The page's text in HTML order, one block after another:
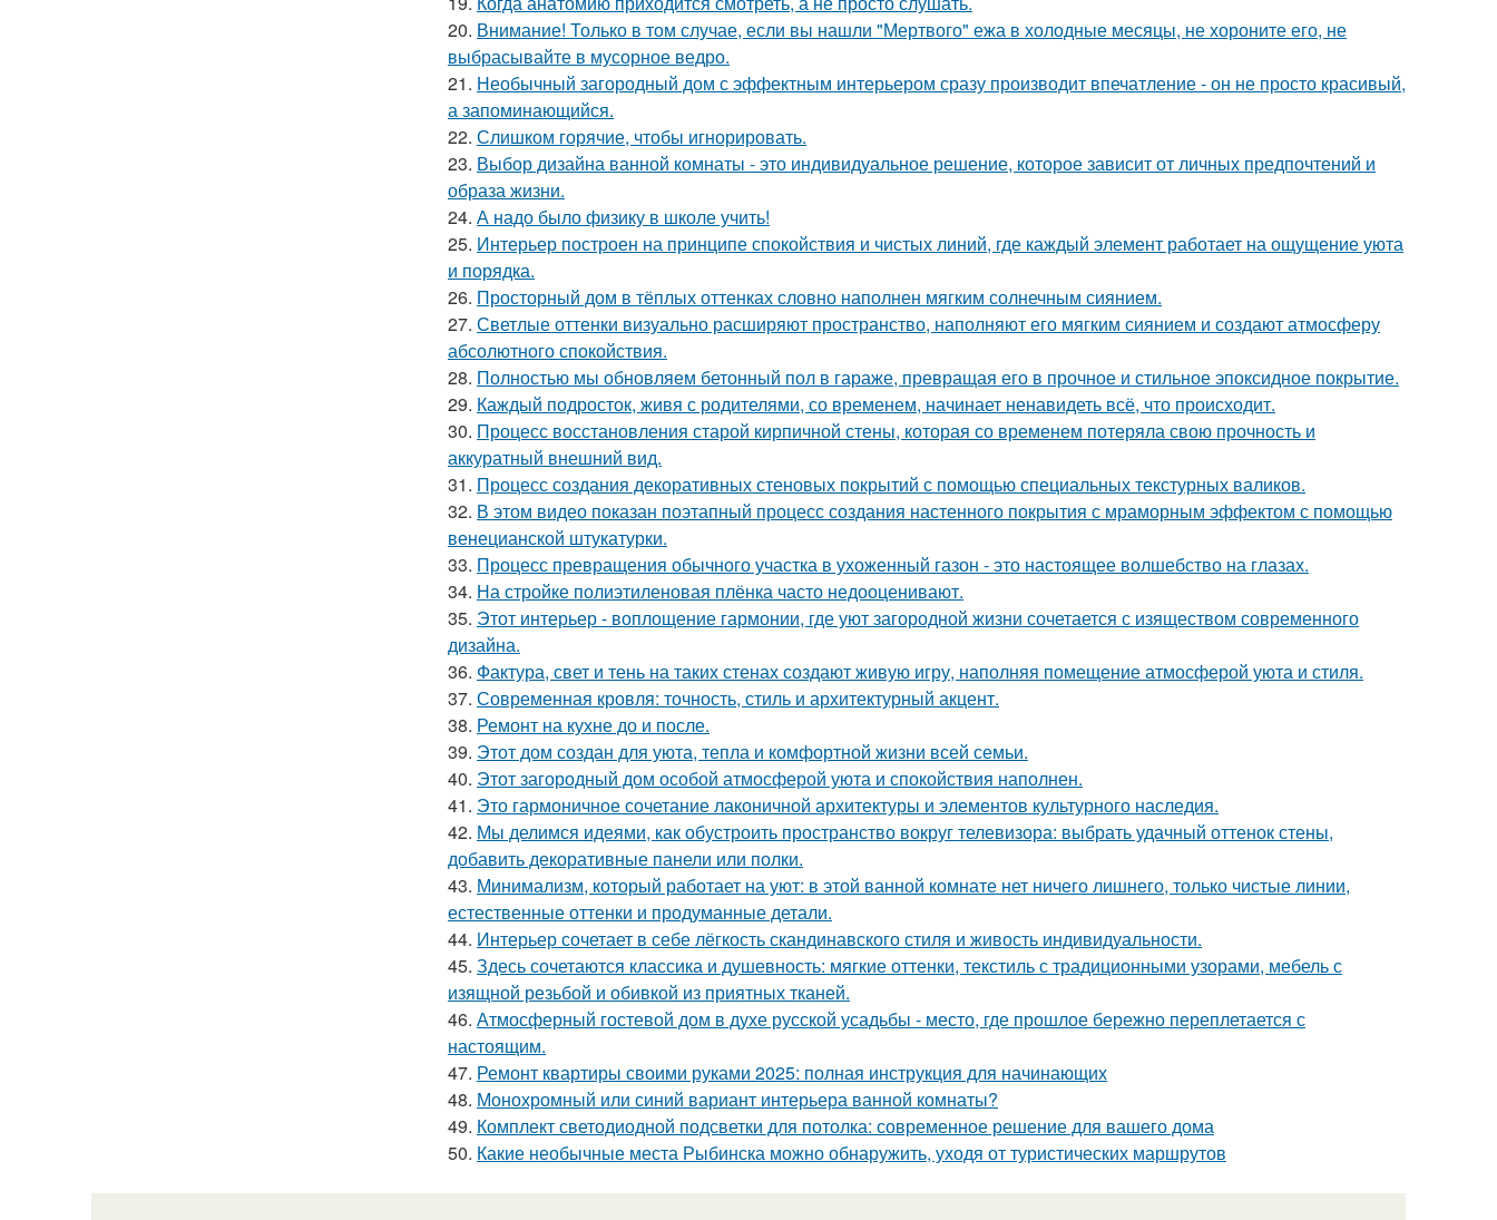
20. Внимание! Только в том случае, если вы нашли "Мертвого" ежа в холодные месяцы, не хороните его, не
выбрасывайте в мусорное ведро.
21. Необычный загородный дом с эффектным интерьером сразу производит впечатление - он не просто красивый,
а запоминающийся.
22. Слишком горячие, чтобы игнорировать.
23. Выбор дизайна ванной комнаты - это индивидуальное решение, которое зависит от личных предпочтений и
образа жизни.
24. А надо было физику в школе учить!
25. Интерьер построен на принципе спокойствия и чистых линий, где каждый элемент работает на ощущение уюта
и порядка.
26. Просторный дом в тёплых оттенках словно наполнен мягким солнечным сиянием.
27. Светлые оттенки визуально расширяют пространство, наполняют его мягким сиянием и создают атмосферу
абсолютного спокойствия.
28. Полностью мы обновляем бетонный пол в гараже, превращая его в прочное и стильное эпоксидное покрытие.
29. Каждый подросток, живя с родителями, со временем, начинает ненавидеть всё, что происходит.
30. Процесс восстановления старой кирпичной стены, которая со временем потеряла свою прочность и
аккуратный внешний вид.
31. Процесс создания декоративных стеновых покрытий с помощью специальных текстурных валиков.
32. В этом видео показан поэтапный процесс создания настенного покрытия с мраморным эффектом с помощью
венецианской штукатурки.
33. Процесс превращения обычного участка в ухоженный газон - это настоящее волшебство на глазах.
34. На стройке полиэтиленовая плёнка часто недооценивают.
35. Этот интерьер - воплощение гармонии, где уют загородной жизни сочетается с изяществом современного
дизайна.
36. Фактура, свет и тень на таких стенах создают живую игру, наполняя помещение атмосферой уюта и стиля.
37. Современная кровля: точность, стиль и архитектурный акцент.
38. Ремонт на кухне до и после.
39. Этот дом создан для уюта, тепла и комфортной жизни всей семьи.
40. Этот загородный дом особой атмосферой уюта и спокойствия наполнен.
41. Это гармоничное сочетание лаконичной архитектуры и элементов культурного наследия.
42. Мы делимся идеями, как обустроить пространство вокруг телевизора: выбрать удачный оттенок стены,
добавить декоративные панели или полки.
43. Минимализм, который работает на уют: в этой ванной комнате нет ничего лишнего, только чистые линии,
естественные оттенки и продуманные детали.
44. Интерьер сочетает в себе лёгкость скандинавского стиля и живость индивидуальности.
45. Здесь сочетаются классика и душевность: мягкие оттенки, текстиль с традиционными узорами, мебель с
изящной резьбой и обивкой из приятных тканей.
46. Атмосферный гостевой дом в духе русской усадьбы - место, где прошлое бережно переплетается с
настоящим.
47. Ремонт квартиры своими руками 2025: полная инструкция для начинающих
48. Монохромный или синий вариант интерьера ванной комнаты?
49. Комплект светодиодной подсветки для потолка: современное решение для вашего дома
50. Какие необычные места Рыбинска можно обнаружить, уходя от туристических маршрутов